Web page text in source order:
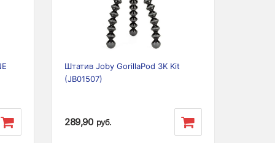
Штатив Joby GorillaPod 3K Kit
(JB01507)
289,90 руб.